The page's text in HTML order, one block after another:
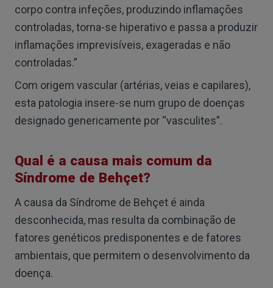
corpo contra infeções, produzindo inflamações
controladas, torna-se hiperativo e passa a produzir
inflamações imprevisíveis, exageradas e não
controladas.”
Com origem vascular (artérias, veias e capilares),
esta patologia insere-se num grupo de doenças
designado genericamente por “vasculites”.
Qual é a causa mais comum da
Síndrome de Behçet?
A causa da Síndrome de Behçet é ainda
desconhecida, mas resulta da combinação de
fatores genéticos predisponentes e de fatores
ambientais, que permitem o desenvolvimento da
doença.